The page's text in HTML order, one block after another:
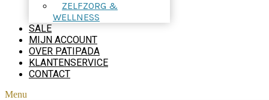
ZELFZORG &
WELLNESS
SALE
MIJN ACCOUNT
OVER PATIPADA
KLANTENSERVICE
CONTACT
Menu